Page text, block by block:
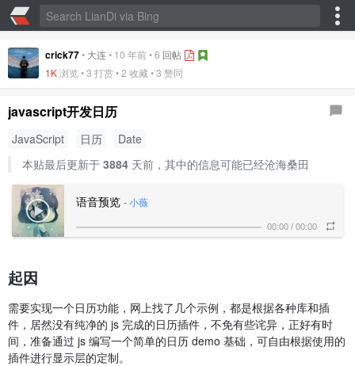
crick77• 大连• 10 年前•6 回帖
1K浏览 • 3 打赏 •2 收藏 •3 赞同
javascript开发日历
JavaScript 日历
Date
本贴最后更新于 3884天前，其中的信息可能已经沧海桑田
语音预览 - 小薇
00:00 / 00:00
起因
需要实现一个日历功能，网上找了几个示例，都是根据各种库和插
件，居然没有纯净的 js 完成的日历插件，不免有些诧异，正好有时
间，准备通过 js 编写一个简单的日历 demo 基础，可自由根据使用的
插件进行显示层的定制。